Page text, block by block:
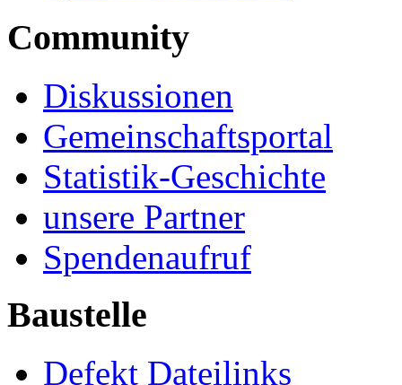
Community
Diskussionen
Gemeinschaftsportal
Statistik-Geschichte
unsere Partner
Spendenaufruf
Baustelle
Defekt Dateilinks